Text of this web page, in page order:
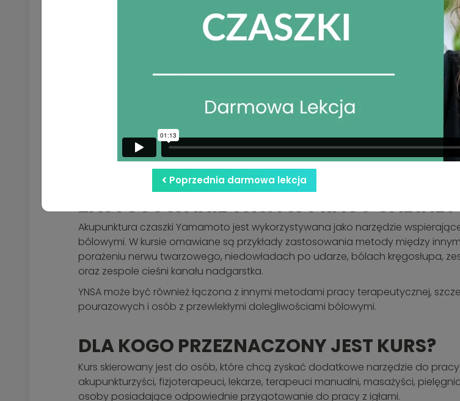
Po zakupie kursu otrzymujesz dostęp do kompleksowego materiału
którego możesz wracać podczas utrwalania wiedzy. Zwieńczeniem kursu jest
ponad 5 godzin i 50 minut materiałów wideo,
praktyczne omówienie teorii i demonstracje na modelu,
uporządkowane materiały wspierające naukę lokalizacji punktów,
imienny certyfikat ukończenia kursu.
Dzięki połączeniu nagrań wideo i materiałów PDF kurs stanowi kompletne
osób, które chcą uporządkować wiedzę i rozwijać swoje umiejętności w pracy
ZASTOSOWANIE YNSA W PRACY
Akupunktura czaszki Yamamoto jest wykorzystywana jako narzędzie
bólowymi. W kursie omawiane są przykłady zastosowania metody między
porażeniu nerwu twarzowego, niedowładach po udarze, bólach kręgosłupa,
oraz zespole cieśni kanału nadgarstka.
YNSA może być również łączona z innymi metodami pracy terapeutycznej,
pourazowych i osób z przewlekłymi dolegliwościami bólowymi.
DLA KOGO PRZEZNACZONY JEST KURS?
Kurs skierowany jest do osób, które chcą zyskać dodatkowe narzędzie do
akupunkturzyści, fizjoterapeuci, lekarze, terapeuci manualni, masażyści,
osoby posiadające odpowiednie przygotowanie do pracy z igłami.
Poprzednia darmowa lekcja